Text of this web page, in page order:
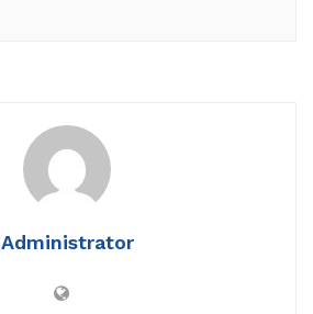
Administrator